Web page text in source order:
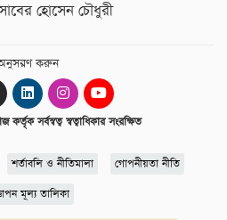
হোসেন চৌধুরী
করুন
সর্বস্বত্ব স্বত্বাধিকার সংরক্ষিত
শর্তাবলি ও নীতিমালা গোপনীয়তা নীতি
মূল্য তালিকা